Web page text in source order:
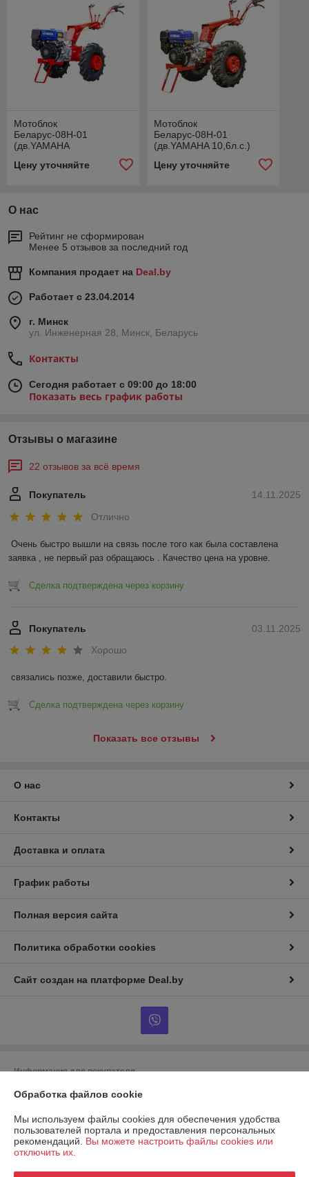
Мотоблок
Беларус-08Н-01
(дв.YAMAHA
сцепка универсальная
Цену уточняйте
Мотоблок
Беларус-08Н-01
(дв.YAMAHA 10,6л.с.)
(колеса 6,0Х12 высокий
протектор)+СЦ-00010
Цену уточняйте
О нас
Рейтинг не сформирован
Менее 5 отзывов за последний год
Компания продает на Deal.by
Работает с 23.04.2014
г. Минск
ул. Инженерная 28, Минск, Беларусь
Контакты
Сегодня работает с 09:00 до 18:00
Показать весь график работы
Отзывы о магазине
22 отзывов за всё время
14.11.2025
Покупатель
Отлично
Очень быстро вышли на связь после того как была составлена
заявка , не первый раз обращаюсь . Качество цена на уровне.
Сделка подтверждена через корзину
03.11.2025
Покупатель
Хорошо
связались позже, доставили быстро.
Сделка подтверждена через корзину
Показать все отзывы
О нас
Контакты
Доставка и оплата
График работы
Полная версия сайта
Политика обработки cookies
Сайт создан на платформе Deal.by
Информация для покупателя
Индивидуальный предприниматель:
Регистрационный номер ЕГР: 291534538
УНП: 291534538
Регистрационный орган: Лунинецкий райисполком
Обработка файлов cookie
Мы используем файлы cookies для обеспечения удобства
пользователей портала и предоставления персональных
рекомендаций. Вы можете настроить файлы cookies или
отключить их.